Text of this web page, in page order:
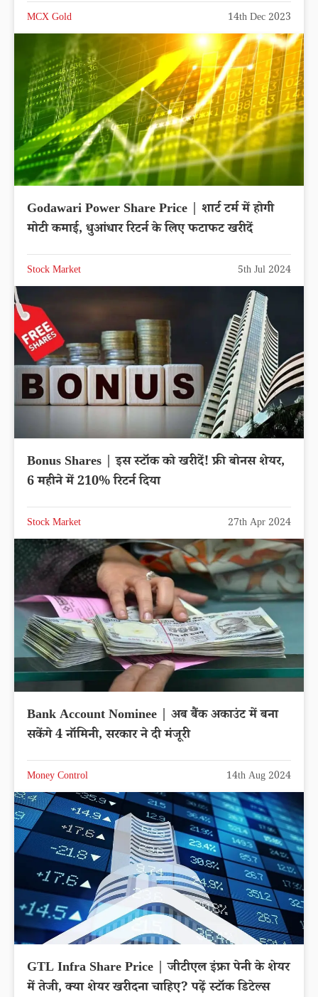
MCX Gold 14th Dec 2023
Godawari Power Share Price | शार्ट टर्म में होगी
मोटी कमाई, धुआंधार रिटर्न के लिए फटाफट खरीदें
Stock Market 5th Jul 2024
Bonus Shares | इस स्टॉक को खरीदें! फ्री बोनस शेयर,
6 महीने में 210% रिटर्न दिया
Stock Market 27th Apr 2024
Bank Account Nominee | अब बैंक अकाउंट में बना
सकेंगे 4 नॉमिनी, सरकार ने दी मंजूरी
Money Control 14th Aug 2024
GTL Infra Share Price | जीटीएल इंफ्रा पेनी के शेयर
में तेजी, क्या शेयर खरीदना चाहिए? पढ़ें स्टॉक डिटेल्स